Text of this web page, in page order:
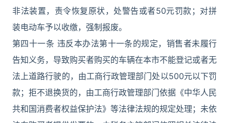
非法装置，责令恢复原状，处警告或者50元罚款；对拼
装电动车予以收缴，强制报废。
第四十一条 违反本办法第十一条的规定，销售者未履行
告知义务，导致购买者购买的车辆在本市不能登记或者无
法上道路行驶的，由工商行政管理部门处以500元以下罚
款；拒不退换货的，由工商行政管理部门依据《中华人民
共和国消费者权益保护法》等法律法规的规定处理；未依